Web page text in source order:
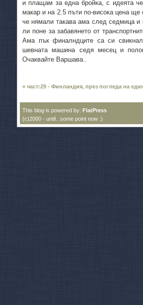
и плащам за една бройка, с идеята
макар и на 2.5 пъти по-висока цена
че нямали такава ама след седмица
ли поне за забавянето от
Ама пък финалндците са си
шевната машина седя месец и
Очаквайте Варшава..
« част:29 - Финландия, през погледа на
This blog is powered by: FlatPress
(c)2000 - until.. some point now :)